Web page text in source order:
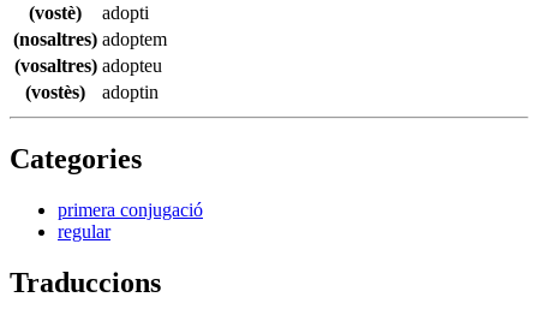
(vostè)
adopti
(nosaltres) adoptem
(vosaltres) adopteu
(vostès)
adoptin
Categories
primera conjugació
regular
Traduccions